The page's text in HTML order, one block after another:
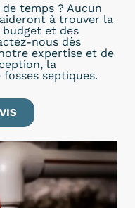
temps ? Aucun
à trouver la
et des
nous dès
expertise et de
la
septiques.